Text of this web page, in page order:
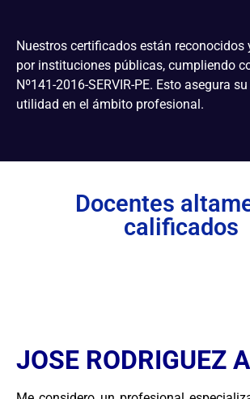
Nuestros certificados están reconocidos
por instituciones públicas, cumpliendo
Nº141-2016-SERVIR-PE. Esto asegura
utilidad en el ámbito profesional.
Docentes
calificados
JOSE RODRIGUEZ